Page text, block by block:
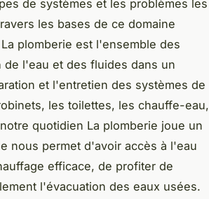
de systèmes et les problèmes les
les bases de ce domaine
plomberie est l'ensemble des
l'eau et des fluides dans un
et l'entretien des systèmes de
les toilettes, les chauffe-eau,
quotidien La plomberie joue un
nous permet d'avoir accès à l'eau
efficace, de profiter de
l'évacuation des eaux usées.